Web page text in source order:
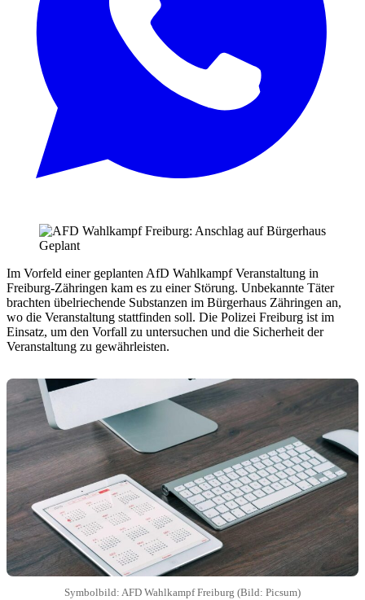
Im Vorfeld einer geplanten AfD Wahlkampf Veranstaltung in
Freiburg-Zähringen kam es zu einer Störung. Unbekannte Täter
brachten übelriechende Substanzen im Bürgerhaus Zähringen an,
wo die Veranstaltung stattfinden soll. Die Polizei Freiburg ist im
Einsatz, um den Vorfall zu untersuchen und die Sicherheit der
Veranstaltung zu gewährleisten.
Symbolbild: AFD Wahlkampf Freiburg (Bild: Picsum)